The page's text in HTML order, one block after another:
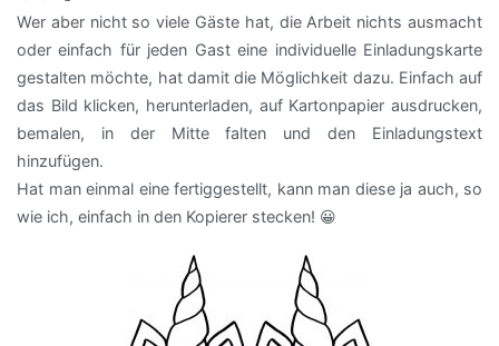
Wer aber nicht so viele Gäste hat, die Arbeit nichts ausmacht
oder einfach für jeden Gast eine individuelle Einladungskarte
gestalten möchte, hat damit die Möglichkeit dazu. Einfach auf
das Bild klicken, herunterladen, auf Kartonpapier ausdrucken,
bemalen, in der Mitte falten und den Einladungstext
hinzufügen.
Hat man einmal eine fertiggestellt, kann man diese ja auch, so
wie ich, einfach in den Kopierer stecken! 😀